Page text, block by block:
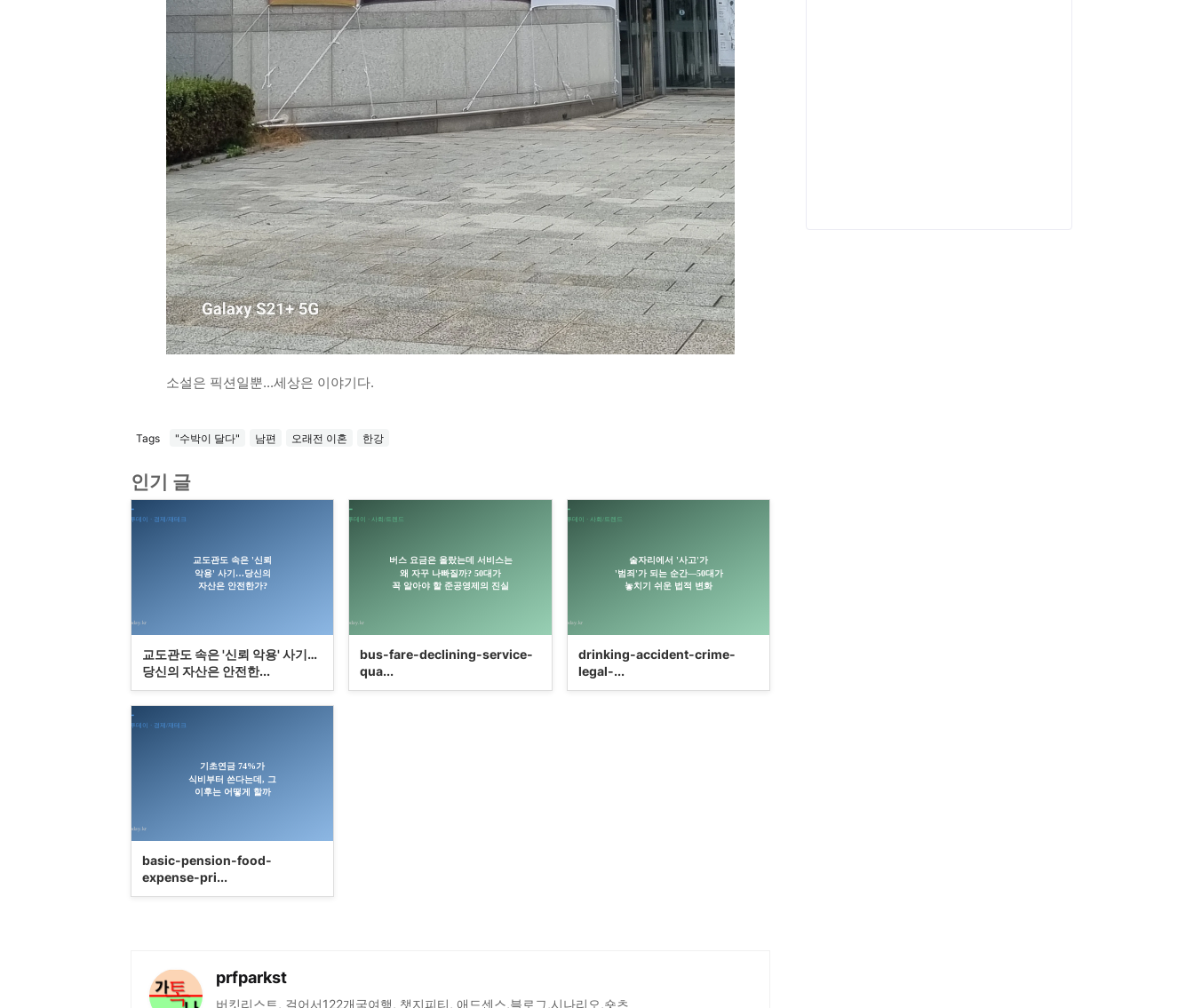
소설은 픽션일뿐...세상은 이야기다.
Tags "수박이 달다" 남편 오래전 이혼 한강
인기 글
교도관도 속은 '신뢰 악용' 사기…
당신의 자산은 안전한...
bus-fare-declining-service-
qua...
drinking-accident-crime-
legal-...
basic-pension-food-
expense-pri...
prfparkst
버킷리스트, 걸어서122개국여행, 챗지피티, 애드센스,블로그,시나리오,숏츠